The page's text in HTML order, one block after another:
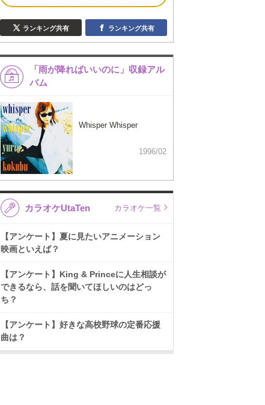
ランキング共有 ランキング共有
「雨が降ればいいのに」収録アル
バム
Whisper Whisper
1996/02
カラオケUtaTen カラオケ一覧
【アンケート】夏に見たいアニメーション
映画といえば？
【アンケート】King & Princeに人生相談が
できるなら、話を聞いてほしいのはどっ
ち？
【アンケート】好きな高校野球の定番応援
曲は？